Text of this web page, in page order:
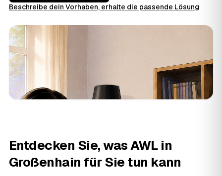
Beschreibe dein Vorhaben, erhalte die passende Lösung
Entdecken Sie, was AWL in
Großenhain für Sie tun kann